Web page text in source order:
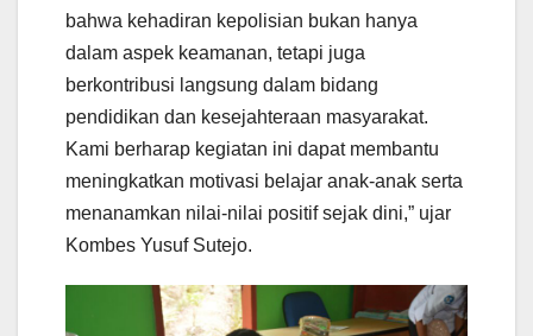
bahwa kehadiran kepolisian bukan hanya
dalam aspek keamanan, tetapi juga
berkontribusi langsung dalam bidang
pendidikan dan kesejahteraan masyarakat.
Kami berharap kegiatan ini dapat membantu
meningkatkan motivasi belajar anak-anak serta
menanamkan nilai-nilai positif sejak dini,” ujar
Kombes Yusuf Sutejo.